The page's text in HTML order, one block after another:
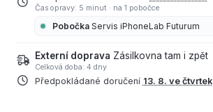
Čas opravy: 5 minut · na 1 pobočce
Pobočka Servis iPhoneLab Futurum
Externí doprava Zásilkovna tam i zpět
Celková doba: 4 dny
Předpokládané doručení 13. 8. ve čtvrtek